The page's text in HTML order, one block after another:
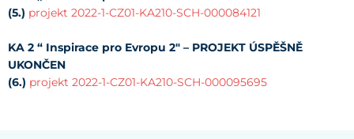
(5.) projekt 2022-1-CZ01-KA210-SCH-000084121
KA 2 “ Inspirace pro Evropu 2″ – PROJEKT ÚSPĚŠNĚ
UKONČEN
(6.) projekt 2022-1-CZ01-KA210-SCH-000095695